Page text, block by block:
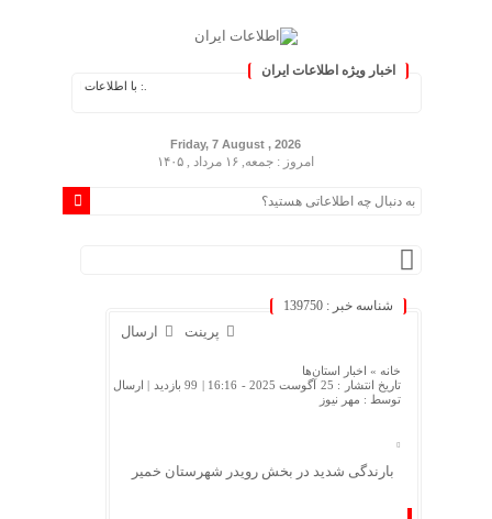
اخبار ویژه اطلاعات ایران
.: با اطلاعات ایران، اطلاعات خود را
Friday, 7 August , 2026
امروز : جمعه, ۱۶ مرداد , ۱۴۰۵
شناسه خبر : 139750
ارسال پرینت
خانه » اخبار استان‌ها
تاریخ انتشار : 25 آگوست 2025 - 16:16 |
99 بازدید
| ارسال
توسط : مهر نیوز
بارندگی شدید در بخش رویدر شهرستان خمیر